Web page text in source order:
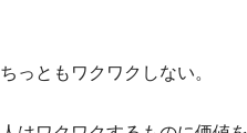
ちっともワクワクしない。